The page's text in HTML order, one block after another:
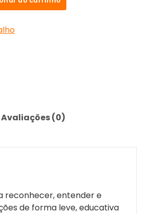
Avaliações (0)
reconhecer, entender e
de forma leve, educativa